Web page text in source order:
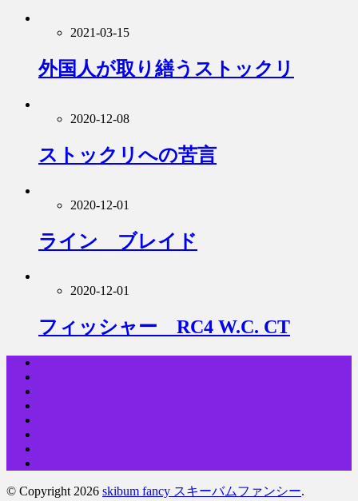
2021-03-15
外国人が取り繕うストックリ
2020-12-08
ストックリへの苦言
2020-12-01
ライン ブレイド
2020-12-01
フィッシャー RC4 W.C. CT
© Copyright 2026 skibum fancy スキーバムファンシー.